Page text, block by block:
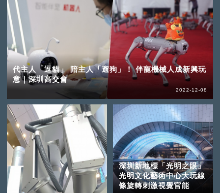
代主人「逗貓」 陪主人「遛狗」！ 伴寵機械人成新興玩
意｜深圳高交會
2022-12-08
深圳新地標「光明之眼」
光明文化藝術中心大玩線
條旋轉刺激視覺官能